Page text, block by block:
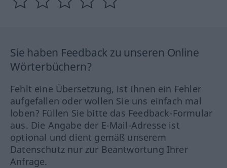
Sie haben Feedback zu unseren Online
Wörterbüchern?
Fehlt eine Übersetzung, ist Ihnen ein Fehler
aufgefallen oder wollen Sie uns einfach mal
loben? Füllen Sie bitte das Feedback-Formular
aus. Die Angabe der E-Mail-Adresse ist
optional und dient gemäß unserem
Datenschutz nur zur Beantwortung Ihrer
Anfrage.